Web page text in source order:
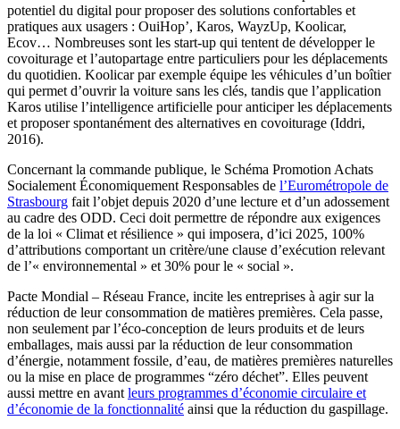
potentiel du digital pour proposer des solutions confortables et
pratiques aux usagers : OuiHop’, Karos, WayzUp, Koolicar,
Ecov… Nombreuses sont les start-up qui tentent de développer le
covoiturage et l’autopartage entre particuliers pour les déplacements
du quotidien. Koolicar par exemple équipe les véhicules d’un boîtier
qui permet d’ouvrir la voiture sans les clés, tandis que l’application
Karos utilise l’intelligence artificielle pour anticiper les déplacements
et proposer spontanément des alternatives en covoiturage (Iddri,
2016).
Concernant la commande publique, le Schéma Promotion Achats
Socialement Économiquement Responsables de l’Eurométropole de
Strasbourg fait l’objet depuis 2020 d’une lecture et d’un adossement
au cadre des ODD. Ceci doit permettre de répondre aux exigences
de la loi « Climat et résilience » qui imposera, d’ici 2025, 100%
d’attributions comportant un critère/une clause d’exécution relevant
de l’« environnemental » et 30% pour le « social ».
Pacte Mondial – Réseau France, incite les entreprises à agir sur la
réduction de leur consommation de matières premières. Cela passe,
non seulement par l’éco-conception de leurs produits et de leurs
emballages, mais aussi par la réduction de leur consommation
d’énergie, notamment fossile, d’eau, de matières premières naturelles
ou la mise en place de programmes “zéro déchet”. Elles peuvent
aussi mettre en avant leurs programmes d’économie circulaire et
d’économie de la fonctionnalité ainsi que la réduction du gaspillage.